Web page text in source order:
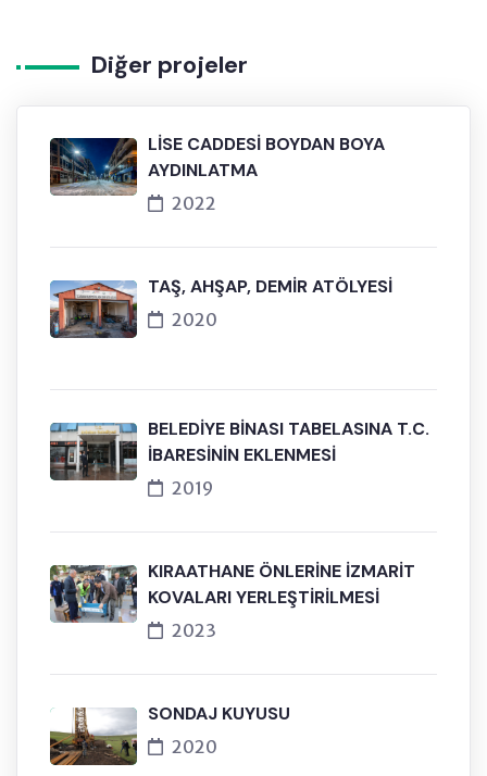
Diğer projeler
LİSE CADDESİ BOYDAN BOYA
AYDINLATMA
2022
TAŞ, AHŞAP, DEMİR ATÖLYESİ
2020
BELEDİYE BİNASI TABELASINA T.C.
İBARESİNİN EKLENMESİ
2019
KIRAATHANE ÖNLERİNE İZMARİT
KOVALARI YERLEŞTİRİLMESİ
2023
SONDAJ KUYUSU
2020